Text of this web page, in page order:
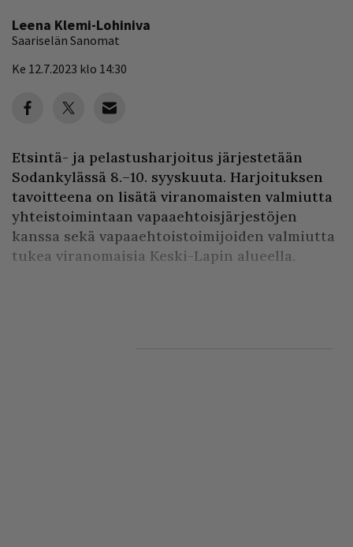
Leena Klemi-Lohiniva
Saariselän Sanomat
Ke 12.7.2023 klo 14:30
Etsintä- ja pelastusharjoitus järjestetään
Sodankylässä 8.–10. syyskuuta. Harjoituksen
tavoitteena on lisätä viranomaisten valmiutta
yhteistoimintaan vapaaehtoisjärjestöjen
kanssa sekä vapaaehtoistoimijoiden valmiutta
tukea viranomaisia Keski-Lapin alueella.